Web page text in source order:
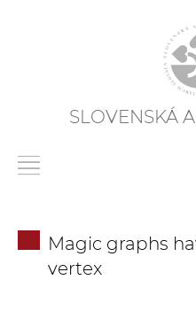
SLOVENSKÁ
Magic graphs
vertex